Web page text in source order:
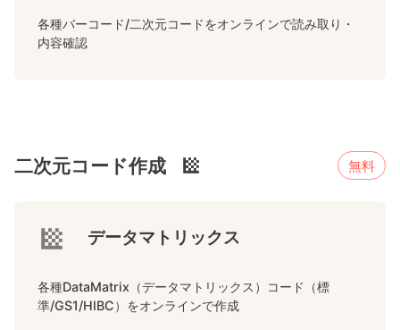
各種バーコード/二次元コードをオンラインで読み取り・
内容確認
二次元コード作成 無料
データマトリックス
各種DataMatrix（データマトリックス）コード（標
準/GS1/HIBC）をオンラインで作成